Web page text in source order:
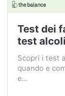
Test dei
test
Scopri i test
quando e
e...